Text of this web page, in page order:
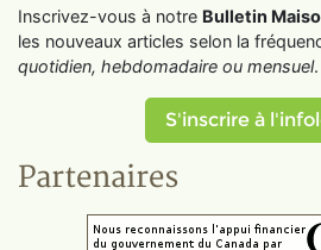
Inscrivez-vous à notre Bulletin
les nouveaux articles selon la
quotidien, hebdomadaire ou mensuel.
S'inscrire à
Partenaires